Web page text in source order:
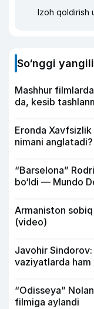
Izoh qoldirish
So‘nggi
Mashhur
da, kesib
Eronda Xavfsizlik
nimani anglatadi?
“Barselona”
bo‘ldi — Mundo
Armaniston sobiq
(video)
Javohir
vaziyatlarda ham
“Odisseya”
filmiga aylandi